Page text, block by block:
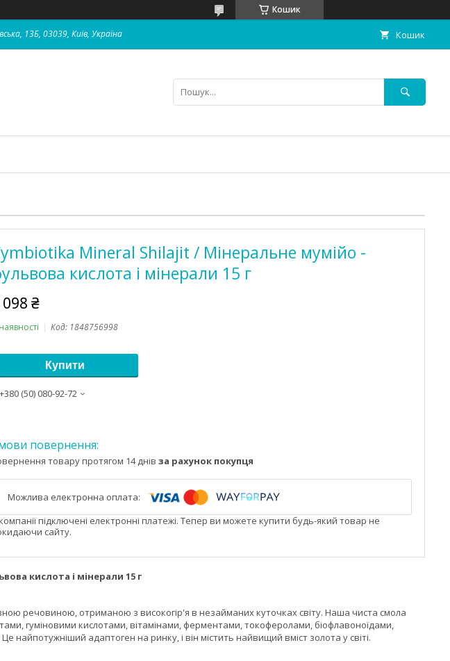
Кошик
13Б, 03039, Київ, Україна Кошик
Mineral Shilajit / Мінеральне мумійо -
кислота і мінерали 15 г
098 ₴
Код: 1848756998
Купити
+380 (50) 080-92-72
товару протягом 14 днів за рахунок покупця
підключені електронні платежі. Тепер ви можете купити будь-який товар не
сайту.
кислота і мінерали 15 г
речовиною, отриманою з високогір'я в незайманих куточках світу. Наша чиста смола
гуміновими кислотами, вітамінами, ферментами, токоферолами, біофлавоноїдами,
найпотужніший адаптоген на ринку, і він містить найвищий вміст золота у світі.